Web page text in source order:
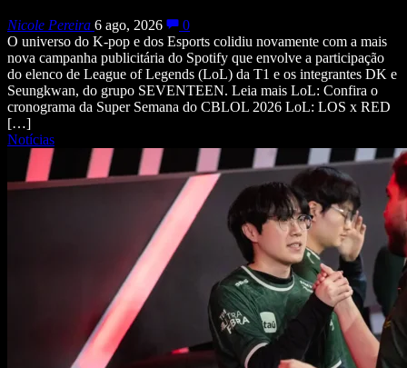
Nicole Pereira 6 ago, 2026
0
O universo do K-pop e dos Esports colidiu novamente com a mais
nova campanha publicitária do Spotify que envolve a participação
do elenco de League of Legends (LoL) da T1 e os integrantes DK e
Seungkwan, do grupo SEVENTEEN. Leia mais LoL: Confira o
cronograma da Super Semana do CBLOL 2026 LoL: LOS x RED
[…]
Notícias